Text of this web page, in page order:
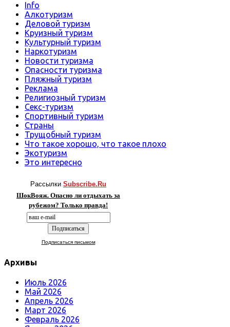
Info
Алкотуризм
Деловой туризм
Круизный туризм
Культурный туризм
Наркотуризм
Новости туризма
Опасности туризма
Пляжный туризм
Реклама
Религиозный туризм
Секс-туризм
Спортивный туризм
Страны
Трущобный туризм
Что такое хорошо, что такое плохо
Экотуризм
Это интересно
Рассылки Subscribe.Ru
ШокВояж. Опасно ли отдыхать за
рубежом? Только правда!
Подписаться письмом
Архивы
Июль 2026
Май 2026
Апрель 2026
Март 2026
Февраль 2026